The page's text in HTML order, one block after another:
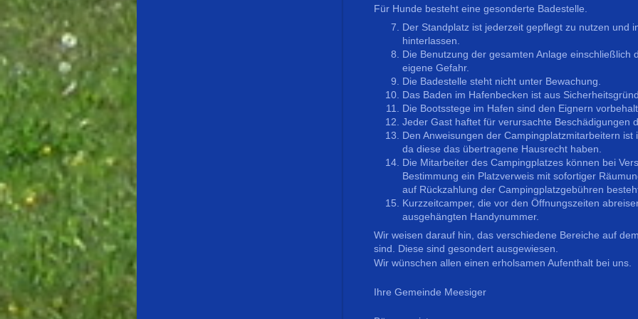
Für Hunde besteht eine gesonderte Badestelle.
Der Standplatz ist jederzeit gepflegt zu nutzen und
hinterlassen.
Die Benutzung der gesamten Anlage einschließlich
eigene Gefahr.
Die Badestelle steht nicht unter Bewachung.
Das Baden im Hafenbecken ist aus
Die Bootsstege im Hafen sind den Eignern
Jeder Gast haftet für verursachte Beschädigungen
Den Anweisungen der Campingplatzmitarbeitern
da diese das übertragene Hausrecht haben.
Die Mitarbeiter des Campingplatzes können bei
Bestimmung ein Platzverweis mit sofortiger
auf Rückzahlung der Campingplatzgebühren
Kurzzeitcamper, die vor den Öffnungszeiten
ausgehängten Handynummer.
Wir weisen darauf hin, das verschiedene Bereiche auf
sind. Diese sind gesondert ausgewiesen.
Wir wünschen allen einen erholsamen Aufenthalt bei uns.
Ihre Gemeinde Meesiger